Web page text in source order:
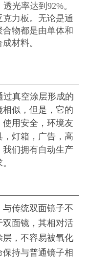
光率达到92%。
力板。无论是通
物都是由单体和
材料。
真空涂层形成的
似，但是，它的
用安全，环境友
灯箱，广告，高
们拥有自动生产
传统双面镜子不
双面镜，其相对活
，不容易被氧化
持与普通镜子相